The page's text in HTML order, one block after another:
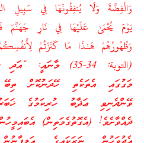
وَالْفِضَّةَ وَلَا يُنفِقُونَهَا فِي سَبِيلِ
يَوْمَ يُحْمَىٰ عَلَيْهَا فِي نَارِ‌ جَهَنَّمَ
وَظُهُورُ‌هُمْ هَـٰذَا مَا كَنَزْتُمْ
(التوبة: 34-35)
މަގުގައި އެތަކެތި ހޭދަނުކޮށް
ވޭންދެނިވި ޢަޛާބު ހުރިކަމުގެ
ދެއްވާށެވެ! (އެގޮތުގެމަތިން)